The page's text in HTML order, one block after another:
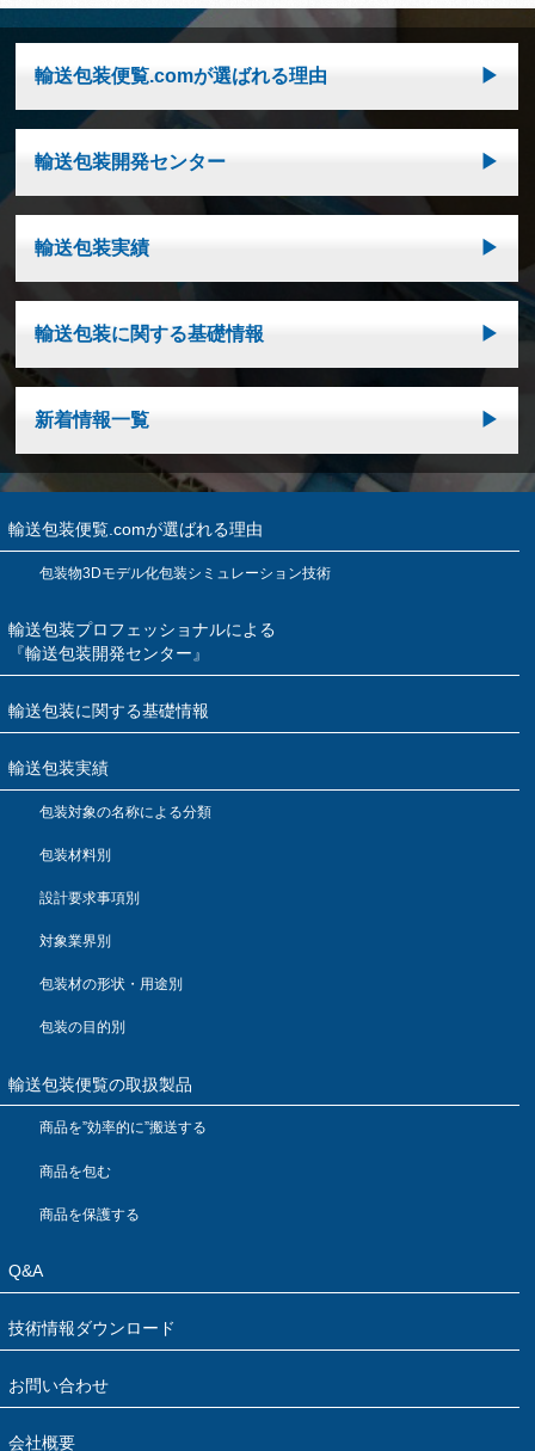
輸送包装便覧.comが選ばれる理由
輸送包装開発センター
輸送包装実績
輸送包装に関する基礎情報
新着情報一覧
輸送包装便覧.comが選ばれる理由
包装物3Dモデル化包装シミュレーション技術
輸送包装プロフェッショナルによる
『輸送包装開発センター』
輸送包装に関する基礎情報
輸送包装実績
包装対象の名称による分類
包装材料別
設計要求事項別
対象業界別
包装材の形状・用途別
包装の目的別
輸送包装便覧の取扱製品
商品を”効率的に”搬送する
商品を包む
商品を保護する
Q&A
技術情報ダウンロード
お問い合わせ
会社概要